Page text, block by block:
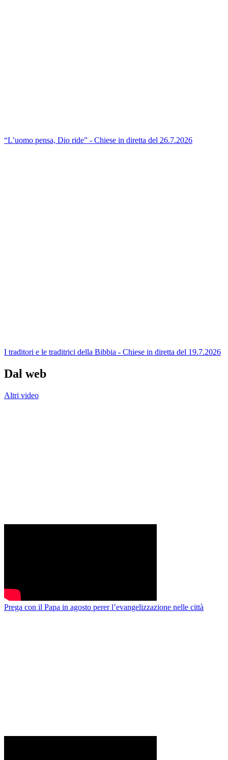
“L’uomo pensa, Dio ride” - Chiese in diretta del 26.7.2026
I traditori e le traditrici della Bibbia - Chiese in diretta del 19.7.2026
Dal web
Altri video
Prega con il Papa in agosto perer l’evangelizzazione nelle città